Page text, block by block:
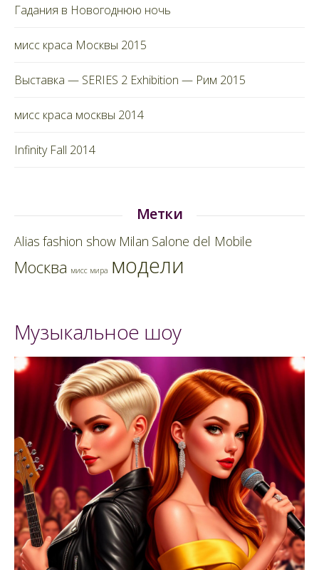
Гадания в Новогоднюю ночь
мисс краса Москвы 2015
Выставка — SERIES 2 Exhibition — Рим 2015
мисс краса москвы 2014
Infinity Fall 2014
Метки
Alias fashion show Milan Salone del Mobile
Москва мисс мира модели
Музыкальное шоу